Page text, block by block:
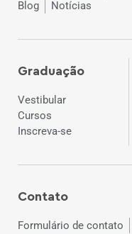
Blog
Notícias
Graduação
Vestibular
Cursos
Inscreva-se
Contato
Formulário de contato